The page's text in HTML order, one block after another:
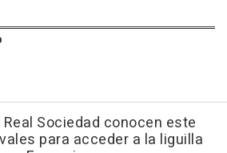
Real Sociedad conocen este
para acceder a la liguilla